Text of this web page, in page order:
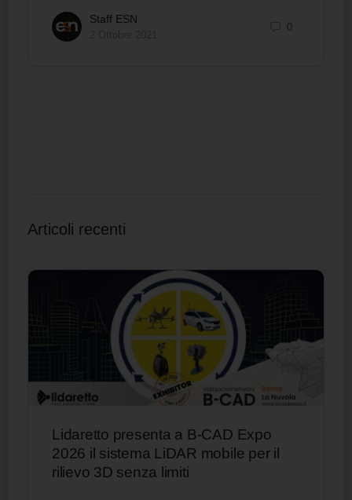
Staff ESN
0
Articoli recenti
Lidaretto presenta a B-CAD Expo
2026 il sistema LiDAR mobile per il
rilievo 3D senza limiti